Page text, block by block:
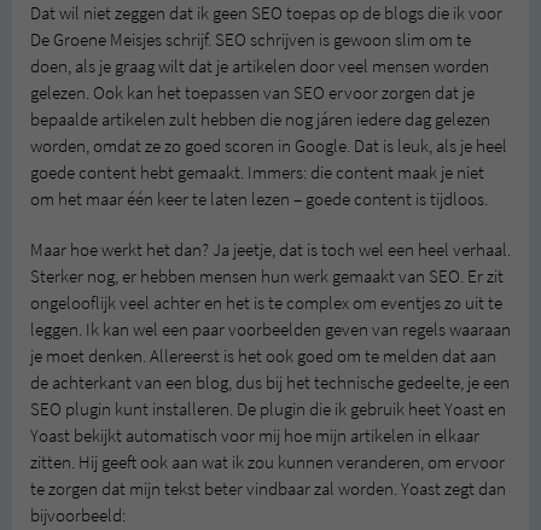
Dat wil niet zeggen dat ik geen SEO toepas op de blogs die ik voor
De Groene Meisjes schrijf. SEO schrijven is gewoon slim om te
doen, als je graag wilt dat je artikelen door veel mensen worden
gelezen. Ook kan het toepassen van SEO ervoor zorgen dat je
bepaalde artikelen zult hebben die nog járen iedere dag gelezen
worden, omdat ze zo goed scoren in Google. Dat is leuk, als je heel
goede content hebt gemaakt. Immers: die content maak je niet
om het maar één keer te laten lezen – goede content is tijdloos.
Maar hoe werkt het dan? Ja jeetje, dat is toch wel een heel verhaal.
Sterker nog, er hebben mensen hun werk gemaakt van SEO. Er zit
ongelooflijk veel achter en het is te complex om eventjes zo uit te
leggen. Ik kan wel een paar voorbeelden geven van regels waaraan
je moet denken. Allereerst is het ook goed om te melden dat aan
de achterkant van een blog, dus bij het technische gedeelte, je een
SEO plugin kunt installeren. De plugin die ik gebruik heet Yoast en
Yoast bekijkt automatisch voor mij hoe mijn artikelen in elkaar
zitten. Hij geeft ook aan wat ik zou kunnen veranderen, om ervoor
te zorgen dat mijn tekst beter vindbaar zal worden. Yoast zegt dan
bijvoorbeeld: